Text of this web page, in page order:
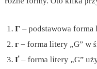
Г – podstawowa forma
г – forma litery „G” w
Ґ – forma litery „G”